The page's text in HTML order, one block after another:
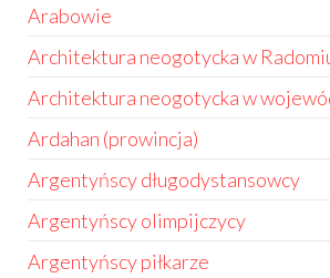
Arabowie
Architektura neogotycka w
Architektura neogotycka w
Ardahan (prowincja)
Argentyńscy długodystansowcy
Argentyńscy olimpijczycy
Argentyńscy piłkarze